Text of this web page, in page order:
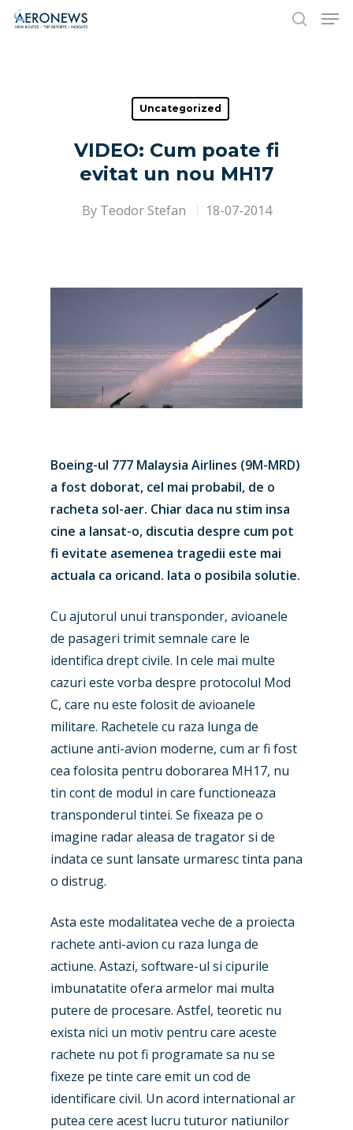
Hit enter to search or ESC to close
Uncategorized
VIDEO: Cum poate fi
evitat un nou MH17
By Teodor Stefan 18-07-2014
Boeing-ul 777 Malaysia Airlines (9M-MRD)
a fost doborat, cel mai probabil, de o
racheta sol-aer. Chiar daca nu stim insa
cine a lansat-o, discutia despre cum pot
fi evitate asemenea tragedii este mai
actuala ca oricand. Iata o posibila solutie.
Cu ajutorul unui transponder, avioanele
de pasageri trimit semnale care le
identifica drept civile. In cele mai multe
cazuri este vorba despre protocolul Mod
C, care nu este folosit de avioanele
militare. Rachetele cu raza lunga de
actiune anti-avion moderne, cum ar fi fost
cea folosita pentru doborarea MH17, nu
tin cont de modul in care functioneaza
transponderul tintei. Se fixeaza pe o
imagine radar aleasa de tragator si de
indata ce sunt lansate urmaresc tinta pana
o distrug.
Asta este modalitatea veche de a proiecta
rachete anti-avion cu raza lunga de
actiune. Astazi, software-ul si cipurile
imbunatatite ofera armelor mai multa
putere de procesare. Astfel, teoretic nu
exista nici un motiv pentru care aceste
rachete nu pot fi programate sa nu se
fixeze pe tinte care emit un cod de
identificare civil. Un acord international ar
putea cere acest lucru tuturor natiunilor